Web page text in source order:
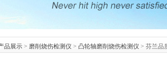
品展示 > 磨削烧伤检测仪 > 凸轮轴磨削烧伤检测仪 > 芬兰品